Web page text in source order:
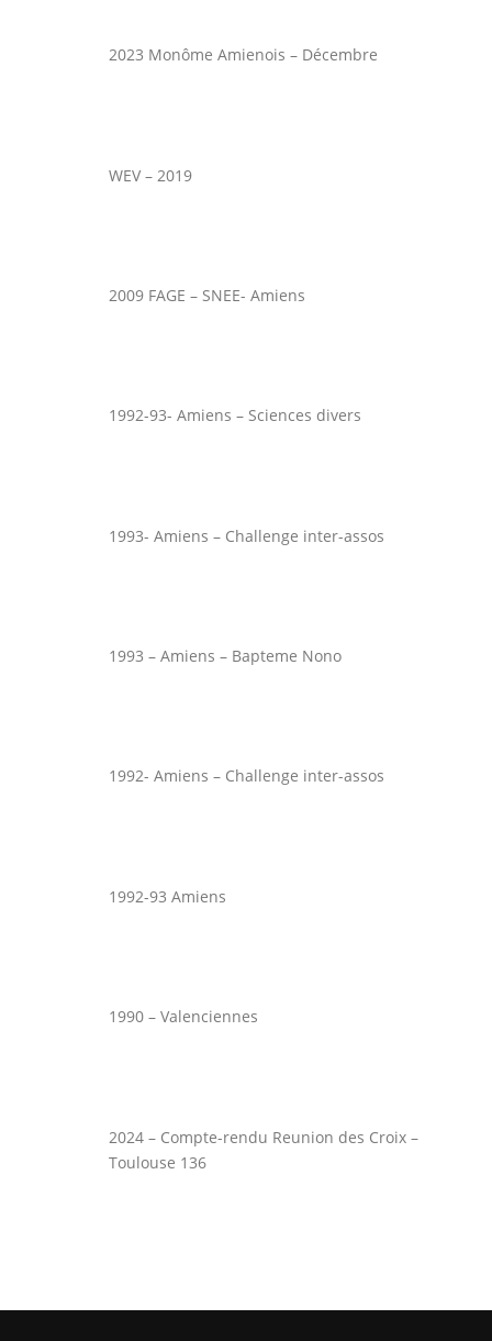
2023 Monôme Amienois – Décembre
WEV – 2019
2009 FAGE – SNEE- Amiens
1992-93- Amiens – Sciences divers
1993- Amiens – Challenge inter-assos
1993 – Amiens – Bapteme Nono
1992- Amiens – Challenge inter-assos
1992-93 Amiens
1990 – Valenciennes
2024 – Compte-rendu Reunion des Croix –
Toulouse 136